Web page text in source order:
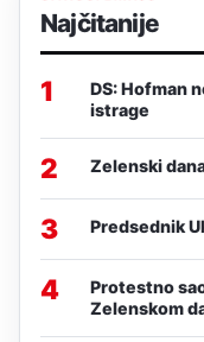
Najčitanije
1
DS: Hofman
istrage
2 Zelenski
3 Predsednik
4
Protestno
Zelenskom